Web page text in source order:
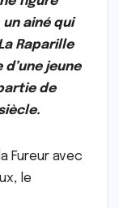
ainé qui
Raparille
jeune
de
Fureur avec
le